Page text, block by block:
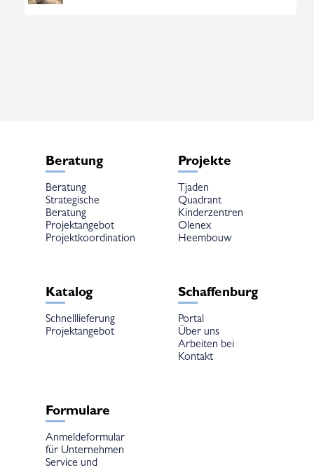
Beratung
Beratung
Strategische
Beratung
Projektangebot
Projektkoordination
Projekte
Tjaden
Quadrant
Kinderzentren
Olenex
Heembouw
Katalog
Schnelllieferung
Projektangebot
Schaffenburg
Portal
Über uns
Arbeiten bei
Kontakt
Formulare
Anmeldeformular
für Unternehmen
Service und